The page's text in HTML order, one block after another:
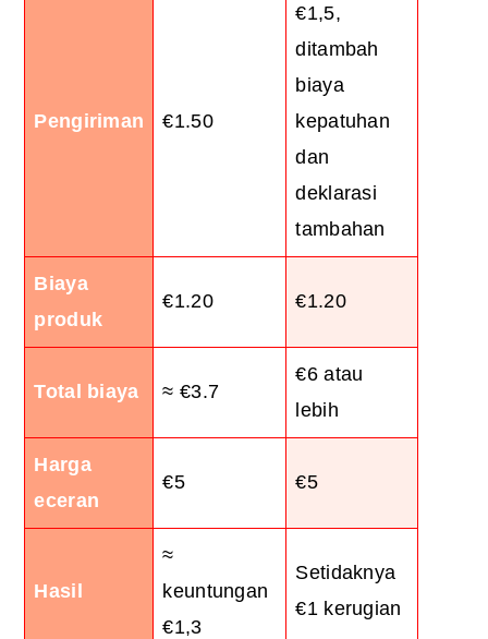
Pengiriman €1.50
€1,5,
ditambah
biaya
kepatuhan
dan
deklarasi
tambahan
Biaya
produk
€1.20 €1.20
Total biaya ≈ €3.7
€6 atau
lebih
Harga
eceran
€5 €5
Hasil
≈
keuntungan
€1,3
Setidaknya
€1 kerugian